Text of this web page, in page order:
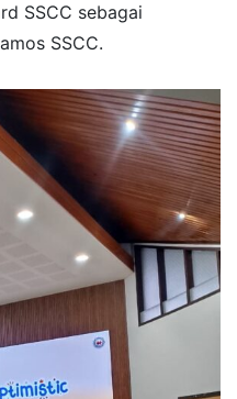
SSCC sebagai
SSCC.